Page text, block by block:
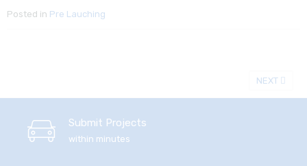
Posted in Pre Lauching
NEXT
Submit Projects
within minutes